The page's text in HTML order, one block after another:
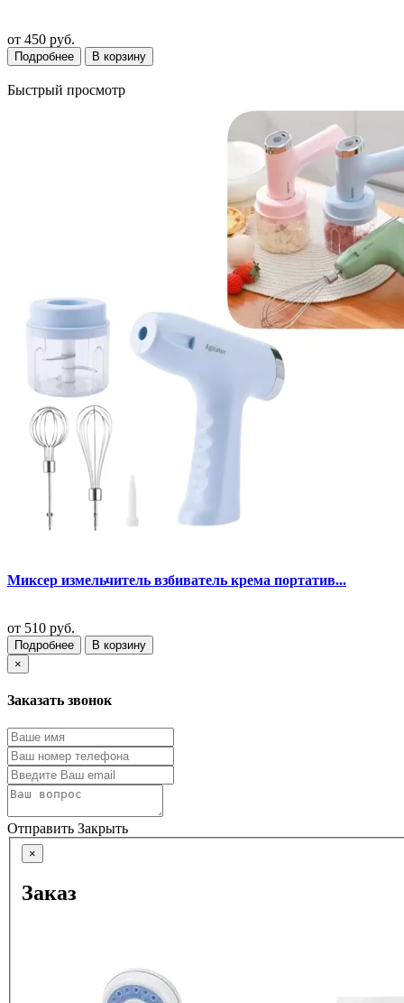
от 450 руб.
Подробнее В корзину
Быстрый просмотр
Миксер измельчитель взбиватель крема портатив...
от 510 руб.
Подробнее
В корзину
×
Заказать звонок
Отправить Закрыть
×
Заказ